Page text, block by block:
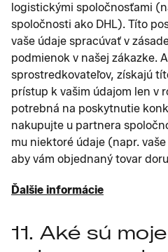
logistickými spoločnosťami
spoločnosti ako DHL). Títo
vaše údaje spracúvať v
podmienok v našej zákazke.
sprostredkovateľov, získajú
prístup k vašim údajom len v
potrebná na poskytnutie
nakupujte u partnera
mu niektoré údaje (napr.
aby vám objednaný tovar
Ďalšie informácie
11. Aké sú